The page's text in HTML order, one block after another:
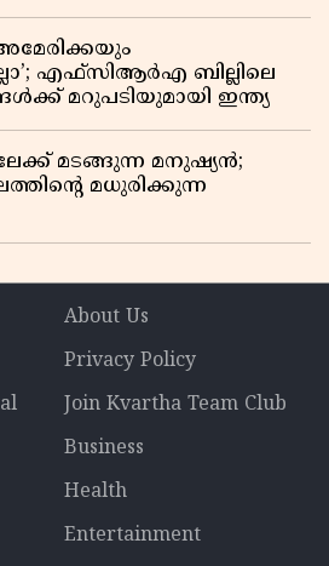
എഫ്സിആർഎ ബില്ലിലെ
മറുപടിയുമായി ഇന്ത്യ
മടങ്ങുന്ന മനുഷ്യൻ;
മധുരിക്കുന്ന
About Us
Privacy Policy
Join Kvartha Team Club
Business
Health
Entertainment